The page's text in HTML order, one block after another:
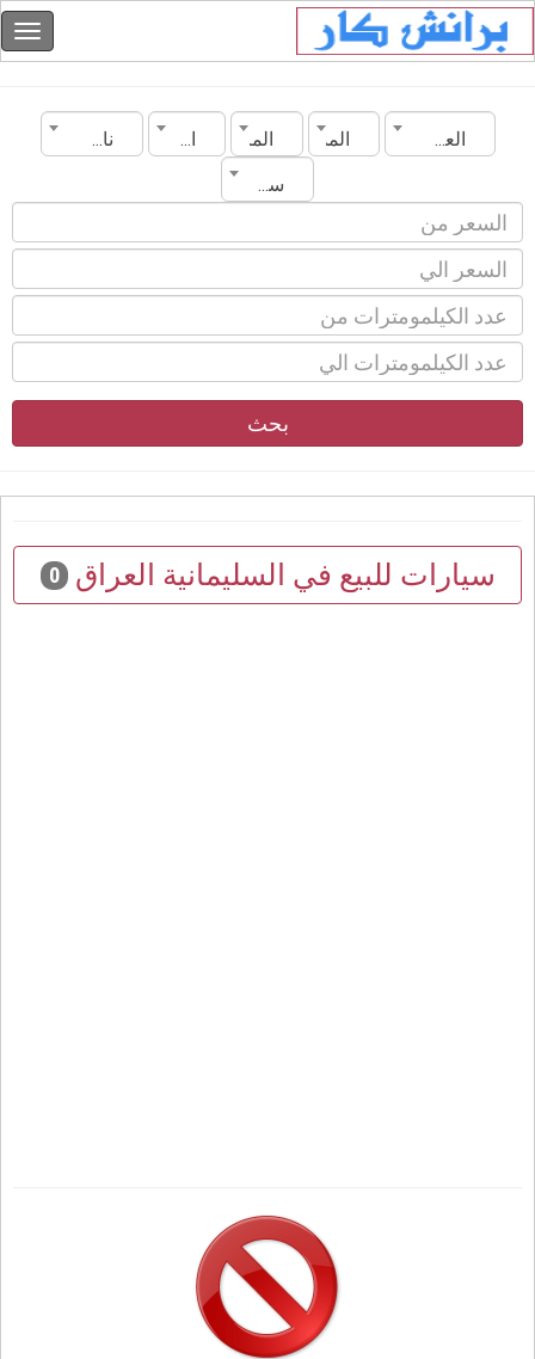
العراق المدينة الماركة الموديل
ناقل الحركة
سنة الصنع
بحث
سيارات للبيع في السليمانية العراق 0